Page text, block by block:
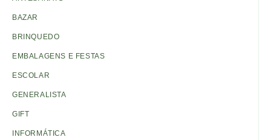
BAZAR
BRINQUEDO
EMBALAGENS E FESTAS
ESCOLAR
GENERALISTA
GIFT
INFORMÁTICA